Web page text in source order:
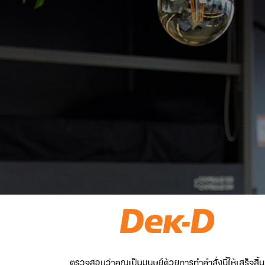
ตรวจสอบว่าคุณเป็นมนุษย์ด้วยการทำคำสั่งนี้ให้เสร็จสิ้น